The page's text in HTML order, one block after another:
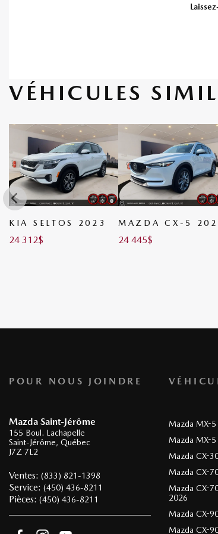
VÉHICULES
KIA SELTOS 2023
24 312$
MAZDA CX-5
24 445$
POUR NOUS JOINDRE
Mazda Saint-Jérôme
155 Boul. Lachapelle
Saint-Jérôme, Québec
J7Z 7L2
Ventes: (833) 821-1398
Service: (450) 436-8211
Pièces: (450) 436-8211
Mazda MX-5
Mazda MX-5
Mazda CX-
Mazda CX-
Mazda CX-
2026
Mazda CX-
Mazda CX-